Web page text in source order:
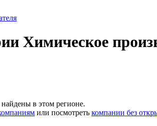
Химическое
в этом регионе.
или посмотреть компании без